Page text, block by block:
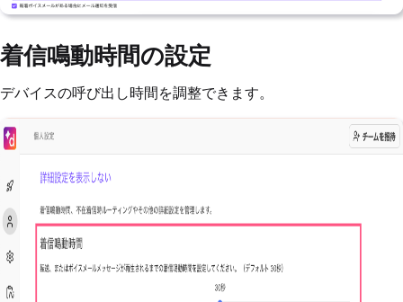
着信鳴動時間の設定
デバイスの呼び出し時間を調整できます。